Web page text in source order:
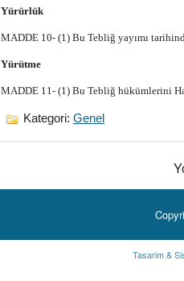
Yürürlük
MADDE 10- (1) Bu Tebliğ yayımı
Yürütme
MADDE 11- (1) Bu Tebliğ hükümlerini
Kategori: Genel
Tasarim &